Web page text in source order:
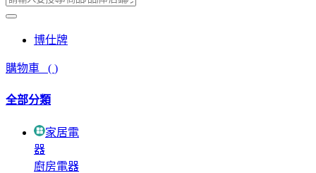
博仕牌
購物車 ( )
全部分類
家居電
器
廚房電器